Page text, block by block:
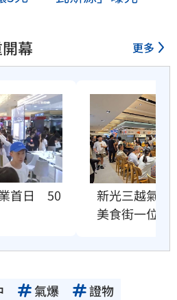
幕 更多
首日　50
新光三越氣爆
美食街一位難
氣爆
證物